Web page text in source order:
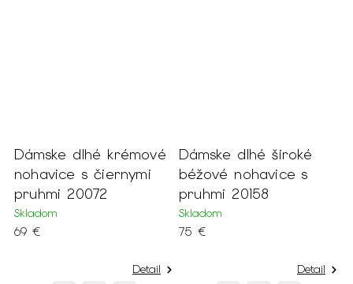
Dámske dlhé široké
béžové nohavice s
pruhmi 20158
Skladom
Detail
Dámske čierne
kostýmové nohavice
20372
Skladom